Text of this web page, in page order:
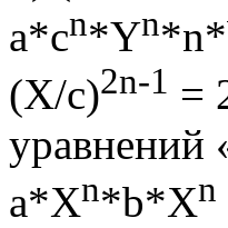
a*cn*Yn
(X/c)2n-1 =
уравнений
a*Xn*b*Xn